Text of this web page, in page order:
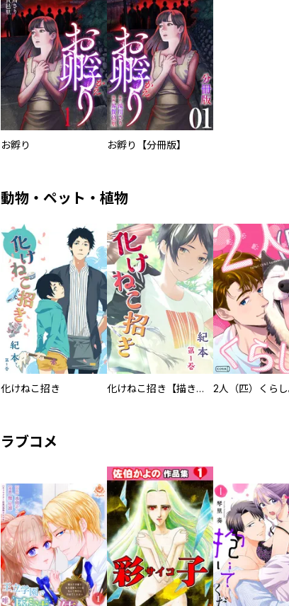
お孵り お孵り【分冊版】
動物・ペット・植物
化けねこ招き 化けねこ招き【描きおろし付合冊版】 2人（匹）くらし
ラブコメ